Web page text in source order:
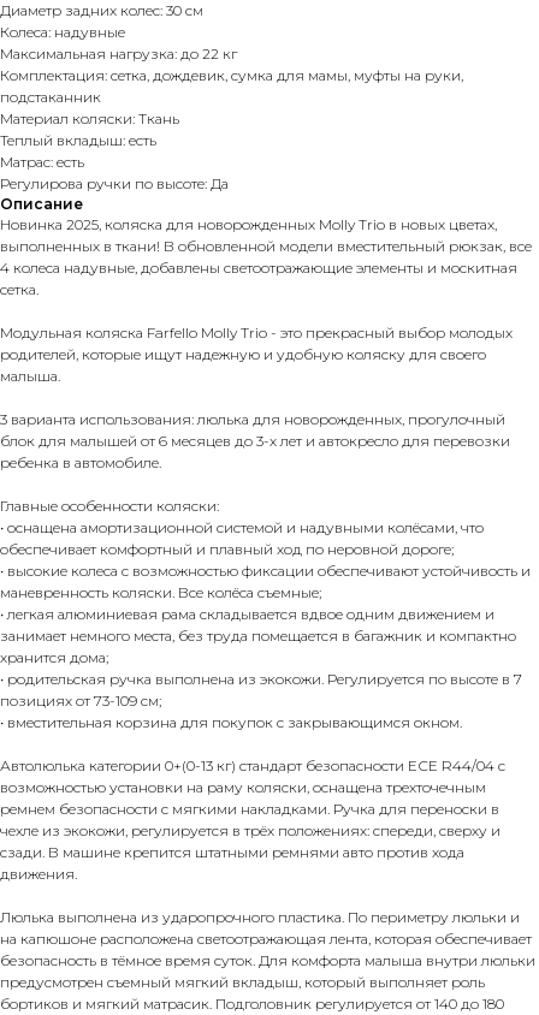
Диаметр задних колес: 30 см
Колеса: надувные
Максимальная нагрузка: до 22 кг
Комплектация: сетка, дождевик, сумка для мамы, муфты на руки,
подстаканник
Материал коляски: Ткань
Теплый вкладыш: есть
Матрас: есть
Регулирова ручки по высоте: Да
Описание
Новинка 2025, коляска для новорожденных Molly Trio в новых цветах,
выполненных в ткани! В обновленной модели вместительный рюкзак, все
4 колеса надувные, добавлены светоотражающие элементы и москитная
сетка.
Модульная коляска Farfello Molly Trio - это прекрасный выбор молодых
родителей, которые ищут надежную и удобную коляску для своего
малыша.
3 варианта использования: люлька для новорожденных, прогулочный
блок для малышей от 6 месяцев до 3-х лет и автокресло для перевозки
ребенка в автомобиле.
Главные особенности коляски:
• оснащена амортизационной системой и надувными колёсами, что
обеспечивает комфортный и плавный ход по неровной дороге;
• высокие колеса с возможностью фиксации обеспечивают устойчивость и
маневренность коляски. Все колёса съемные;
• легкая алюминиевая рама складывается вдвое одним движением и
занимает немного места, без труда помещается в багажник и компактно
хранится дома;
• родительская ручка выполнена из экокожи. Регулируется по высоте в 7
позициях от 73-109 см;
• вместительная корзина для покупок с закрывающимся окном.
Автолюлька категории 0+(0-13 кг) стандарт безопасности ЕСЕ R44/04 с
возможностью установки на раму коляски, оснащена трехточечным
ремнем безопасности с мягкими накладками. Ручка для переноски в
чехле из экокожи, регулируется в трёх положениях: спереди, сверху и
сзади. В машине крепится штатными ремнями авто против хода
движения.
Люлька выполнена из ударопрочного пластика. По периметру люльки и
на капюшоне расположена светоотражающая лента, которая обеспечивает
безопасность в тёмное время суток. Для комфорта малыша внутри люльки
предусмотрен съемный мягкий вкладыш, который выполняет роль
бортиков и мягкий матрасик. Подголовник регулируется от 140 до 180